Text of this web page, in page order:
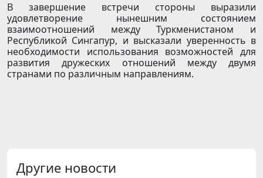
В завершение встречи стороны выразили
удовлетворение нынешним состоянием
взаимоотношений между Туркменистаном и
Республикой Сингапур, и высказали уверенность в
необходимости использования возможностей для
развития дружеских отношений между двумя
странами по различным направлениям.
Другие новости